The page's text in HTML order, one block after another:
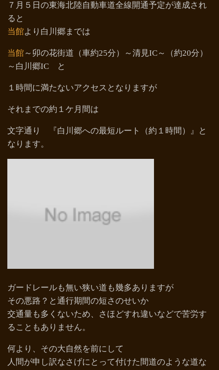
７月５日の東海北陸自動車道全線開通予定が達成され
ると
当館より白川郷までは
当館～卯の花街道（車約25分）～清見IC～（約20分）
～白川郷IC と
１時間に満たないアクセスとなりますが
それまでの約１ケ月間は
文字通り 『白川郷への最短ルート（約１時間）』と
なります。
ガードレールも無い狭い道も幾多ありますが
その悪路？と通行期間の短さのせいか
交通量も多くないため、さほどすれ違いなどで苦労す
ることもありません。
何より、その大自然を前にして
人間が申し訳なさげにとって付けた間道のような道な